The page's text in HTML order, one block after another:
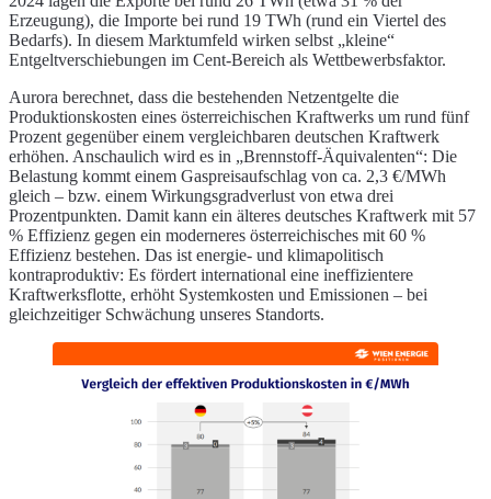
Erzeugung), die Importe bei rund 19 TWh (rund ein Viertel des
Bedarfs). In diesem Marktumfeld wirken selbst „kleine“
Entgeltverschiebungen im Cent-Bereich als Wettbewerbsfaktor.
Aurora berechnet, dass die bestehenden Netzentgelte die
Produktionskosten eines österreichischen Kraftwerks um rund fünf
Prozent gegenüber einem vergleichbaren deutschen Kraftwerk
erhöhen. Anschaulich wird es in „Brennstoff-Äquivalenten“: Die
Belastung kommt einem Gaspreisaufschlag von ca. 2,3 €/MWh
gleich – bzw. einem Wirkungsgradverlust von etwa drei
Prozentpunkten. Damit kann ein älteres deutsches Kraftwerk mit 57
% Effizienz gegen ein moderneres österreichisches mit 60 %
Effizienz bestehen. Das ist energie- und klimapolitisch
kontraproduktiv: Es fördert international eine ineffizientere
Kraftwerksflotte, erhöht Systemkosten und Emissionen – bei
gleichzeitiger Schwächung unseres Standorts.